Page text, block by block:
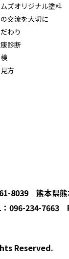
ズオリジナル塗料
交流を大切に
わり
診断
方
8039 熊本県熊
：096-234-7663
Reserved.